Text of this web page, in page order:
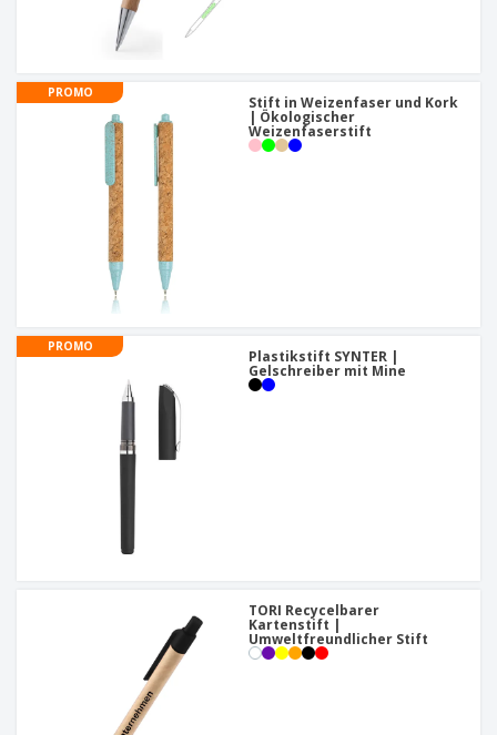
PROMO
Stift in Weizenfaser und Kork
| Ökologischer
Weizenfaserstift
PROMO
Plastikstift SYNTER |
Gelschreiber mit Mine
TORI Recycelbarer
Kartenstift |
Umweltfreundlicher Stift